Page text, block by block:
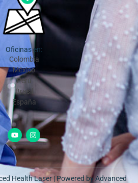
Oficinas en:
Colombia
México
Perú
Brasil
España
Health Laser | Powered by Advanced